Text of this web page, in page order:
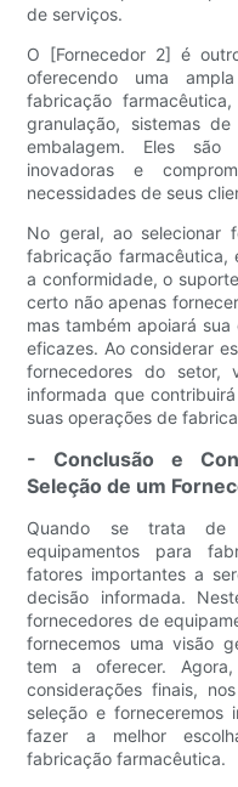
de serviços.
O [Fornecedor 2] é
oferecendo uma
fabricação
granulação, sistemas
embalagem. Eles são
inovadoras e
necessidades de seus
No geral, ao selecionar
fabricação farmacêutica,
a conformidade, o
certo não apenas
mas também apoiará
eficazes. Ao considerar
fornecedores do setor,
informada que
suas operações de
- Conclusão e
Seleção de um
Quando se trata de
equipamentos para
fatores importantes a
decisão informada.
fornecedores de
fornecemos uma visão
tem a oferecer.
considerações finais,
seleção e forneceremos
fazer a melhor
fabricação farmacêutica.